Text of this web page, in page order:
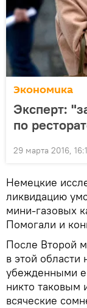
Экономика
Эксперт:
по
29 марта 2016,
Немецкие
ликвидацию
мини-газовых
Помогали и
После Второй
в этой области
убежденными
никто таковым
всяческие